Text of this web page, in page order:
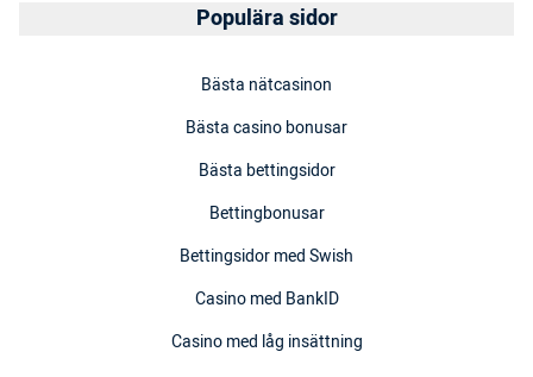
Populära sidor
Bästa nätcasinon
Bästa casino bonusar
Bästa bettingsidor
Bettingbonusar
Bettingsidor med Swish
Casino med BankID
Casino med låg insättning